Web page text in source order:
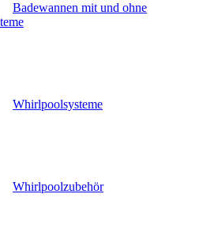
Badewannen mit und ohne
Whirlpoolsysteme
Whirlpoolzubehör